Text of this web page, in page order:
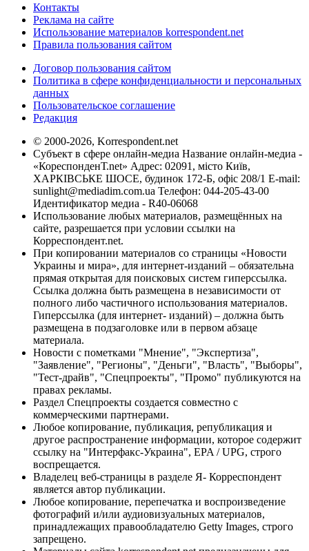
Контакты
Реклама на сайте
Использование материалов korrespondent.net
Правила пользования сайтом
Договор пользования сайтом
Политика в сфере конфиденциальности и персональных
данных
Пользовательское соглашение
Редакция
© 2000-2026, Korrespondent.net
Субъект в сфере онлайн-медиа Название онлайн-медиа -
«КореспонденТ.net» Адрес: 02091, місто Київ,
ХАРКІВСЬКЕ ШОСЕ, будинок 172-Б, офіс 208/1 E-mail:
sunlight@mediadim.com.ua Телефон: 044-205-43-00
Идентификатор медиа - R40-06068
Использование любых материалов, размещённых на
сайте, разрешается при условии ссылки на
Корреспондент.net.
При копировании материалов со страницы «Новости
Украины и мира», для интернет-изданий – обязательна
прямая открытая для поисковых систем гиперссылка.
Ссылка должна быть размещена в независимости от
полного либо частичного использования материалов.
Гиперссылка (для интернет- изданий) – должна быть
размещена в подзаголовке или в первом абзаце
материала.
Новости с пометками "Мнение", "Экспертиза",
"Заявление", "Регионы", "Деньги", "Власть", "Выборы",
"Тест-драйв", "Спецпроекты", "Промо" публикуются на
правах рекламы.
Раздел Спецпроекты создается совместно с
коммерческими партнерами.
Любое копирование, публикация, републикация и
другое распространение информации, которое содержит
ссылку на "Интерфакс-Украина", EPA / UPG, строго
воспрещается.
Владелец веб-страницы в разделе Я- Корреспондент
является автор публикации.
Любое копирование, перепечатка и воспроизведение
фотографий и/или аудиовизуальных материалов,
принадлежащих правообладателю Getty Images, строго
запрещено.